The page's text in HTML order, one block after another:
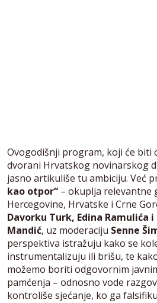
Ovogodišnji program, koji će biti
dvorani Hrvatskog novinarskog
jasno artikuliše tu ambiciju. Već
kao otpor“ – okuplja relevantne
Hercegovine, Hrvatske i Crne
Davorku Turk, Edina Ramulića
Mandić, uz moderaciju Sen­ne
perspektiva istražuju kako se
instrumentalizuju ili brišu, te
možemo boriti odgovornim
pamćenja – odnosno vode
kontroliše sjećanje, ko ga